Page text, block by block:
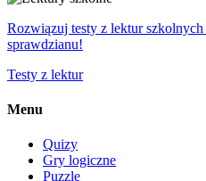
Rozwiązuj testy z lektur
sprawdzianu!
Testy z lektur
Menu
Quizy
Gry logiczne
Puzzle